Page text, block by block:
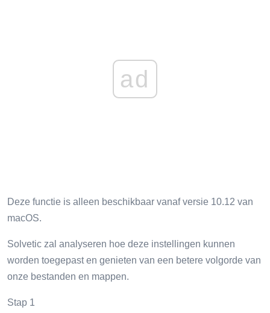
ad
Deze functie is alleen beschikbaar vanaf versie 10.12 van
macOS.
Solvetic zal analyseren hoe deze instellingen kunnen
worden toegepast en genieten van een betere volgorde van
onze bestanden en mappen.
Stap 1